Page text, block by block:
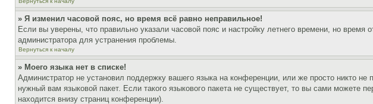
» Я изменил часовой пояс, но время всё равно неправильное!
Если вы уверены, что правильно указали часовой пояс и настройку летнего времени, но
администратора для устранения проблемы.
Вернуться к началу
» Моего языка нет в списке!
Администратор не установил поддержку вашего языка на конференции, или же просто никто
нужный вам языковой пакет. Если такого языкового пакета не существует, то вы сами
находится внизу страниц конференции).